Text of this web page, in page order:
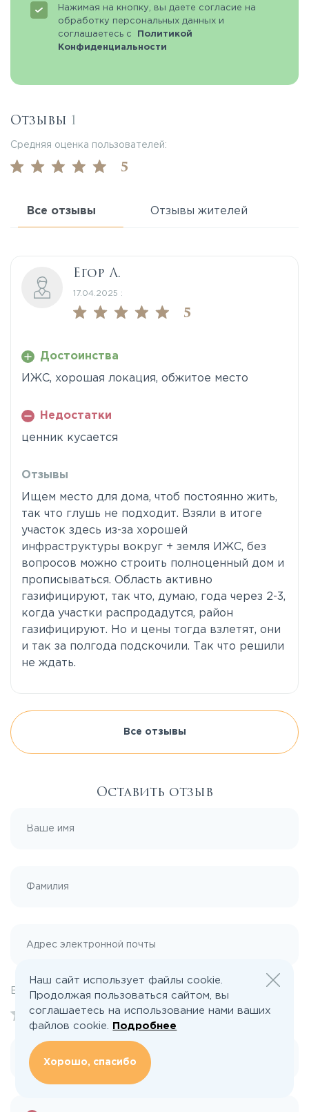
Нажимая на кнопку, вы даете согласие на
обработку персональных данных и
соглашаетесь с
Политикой
Конфиденциальности
Отзывы 1
Средняя оценка пользователей:
5
Все отзывы Отзывы жителей
Егор Л.
17.04.2025 :
5
Достоинства
ИЖС, хорошая локация, обжитое место
Недостатки
ценник кусается
Отзывы
Ищем место для дома, чтоб постоянно жить,
так что глушь не подходит. Взяли в итоге
участок здесь из-за хорошей
инфраструктуры вокруг + земля ИЖС, без
вопросов можно строить полноценный дом и
прописываться. Область активно
газифицируют, так что, думаю, года через 2-3,
когда участки распродадутся, район
газифицируют. Но и цены тогда взлетят, они
и так за полгода подскочили. Так что решили
не ждать.
Все отзывы
Оставить отзыв
Ваша оценка:
0.0
Наш сайт использует файлы cookie.
Продолжая пользоваться сайтом, вы
соглашаетесь на использование нами ваших
файлов cookie.
Подробнее
Хорошо, спасибо